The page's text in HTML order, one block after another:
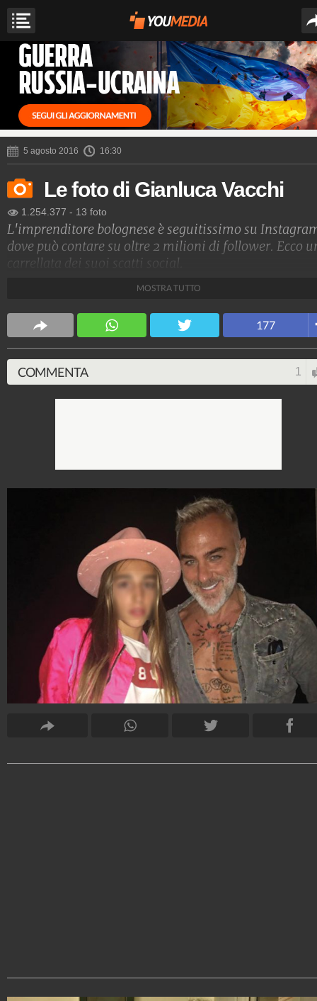
5 agosto 2016 16:30
Le foto di Gianluca Vacchi
1.254.377 - 13 foto
L'imprenditore bolognese è seguitissimo su
dove può contare su oltre 2 milioni di follower. Ecco
carrellata dei suoi scatti social.
Spettacolo FanpageMOSTRA TUTTO
177
COMMENTA 1